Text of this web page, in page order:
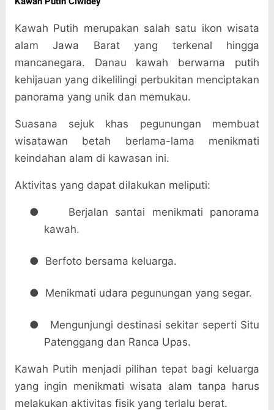
Kawah Putih merupakan salah satu ikon wisata
alam Jawa Barat yang terkenal hingga
mancanegara. Danau kawah berwarna putih
kehijauan yang dikelilingi perbukitan menciptakan
panorama yang unik dan memukau.
Suasana sejuk khas pegunungan membuat
wisatawan betah berlama-lama menikmati
keindahan alam di kawasan ini.
Aktivitas yang dapat dilakukan meliputi:
●
Berjalan santai menikmati panorama
kawah.
● Berfoto bersama keluarga.
● Menikmati udara pegunungan yang segar.
●
Mengunjungi destinasi sekitar seperti Situ
Patenggang dan Ranca Upas.
Kawah Putih menjadi pilihan tepat bagi keluarga
yang ingin menikmati wisata alam tanpa harus
melakukan aktivitas fisik yang terlalu berat.